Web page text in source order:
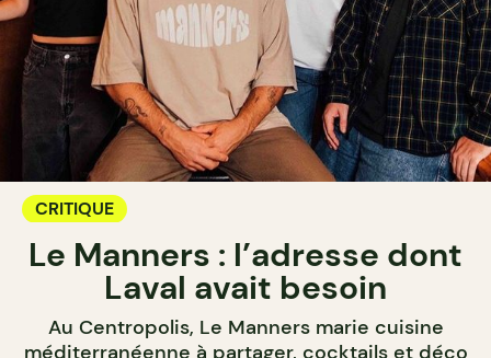
CRITIQUE
Le Manners : l’adresse dont
Laval avait besoin
Au Centropolis, Le Manners marie cuisine
méditerranéenne à partager, cocktails et déco